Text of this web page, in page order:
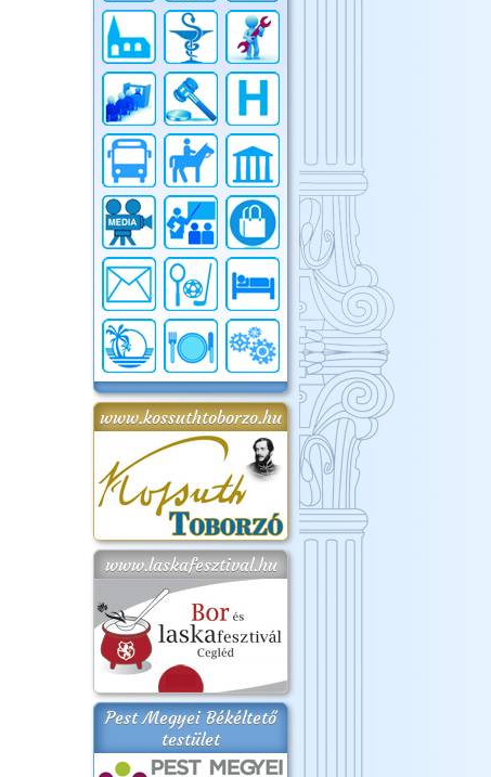
www.kossuthtoborzo.hu
www.laskafesztival.hu
Pest Megyei Békéltető
testület